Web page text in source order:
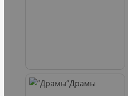
Драмы